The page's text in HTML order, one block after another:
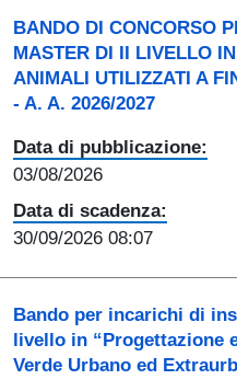
BANDO DI CONCORSO
MASTER DI II LIVELLO
ANIMALI UTILIZZATI A
- A. A. 2026/2027
Data di pubblicazione:
03/08/2026
Data di scadenza:
30/09/2026 08:07
Bando per incarichi di
livello in “Progettazione
Verde Urbano ed